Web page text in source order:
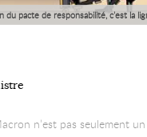
du pacte de responsabilité, c’est la
n’est pas seulement